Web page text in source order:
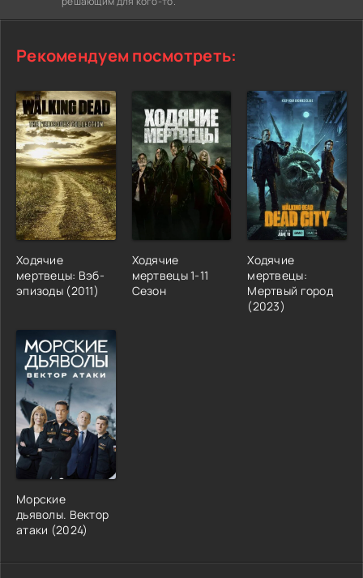
Рекомендуем посмотреть:
Ходячие
мертвецы: Вэб-
эпизоды (2011)
Ходячие
мертвецы 1-11
Сезон
Ходячие
мертвецы:
Мертвый город
(2023)
Морские
дьяволы. Вектор
атаки (2024)